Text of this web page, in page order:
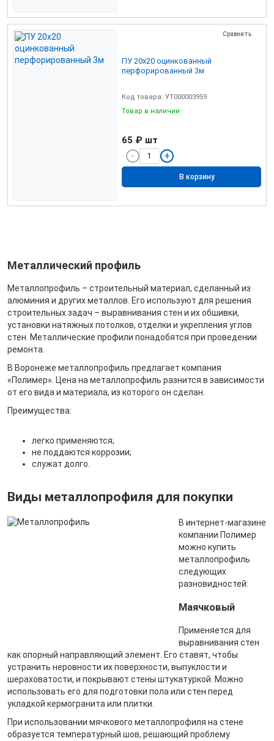
Сравнить
ПУ 20х20 оцинкованный
перфорированный 3м
Код товара: УТ000003959
Товар в наличии
65 ₽ шт
В корзину
Металлический профиль
Металлопрофиль – строительный материал, сделанный из
алюминия и других металлов. Его используют для решения
строительных задач – выравнивания стен и их обшивки,
установки натяжных потолков, отделки и укрепления углов
стен. Металлические профили понадобятся при проведении
ремонта.
В Воронеже металлопрофиль предлагает компания
«Полимер». Цена на металлопрофиль разнится в зависимости
от его вида и материала, из которого он сделан.
Преимущества:
легко применяются;
не поддаются коррозии;
служат долго.
Виды металлопрофиля для покупки
В интернет-магазине
компании Полимер
можно купить
металлопрофиль
следующих
разновидностей:
Маячковый
Применяется для
выравнивания стен
как опорный направляющий элемент. Его ставят, чтобы
устранить неровности их поверхности, выпуклости и
шераховатости, и покрывают стены штукатуркой. Можно
использовать его для подготовки пола или стен перед
укладкой кермогранита или плитки.
При использовании мячкового металлопрофиля на стене
образуется температурный шов, решающий проблему